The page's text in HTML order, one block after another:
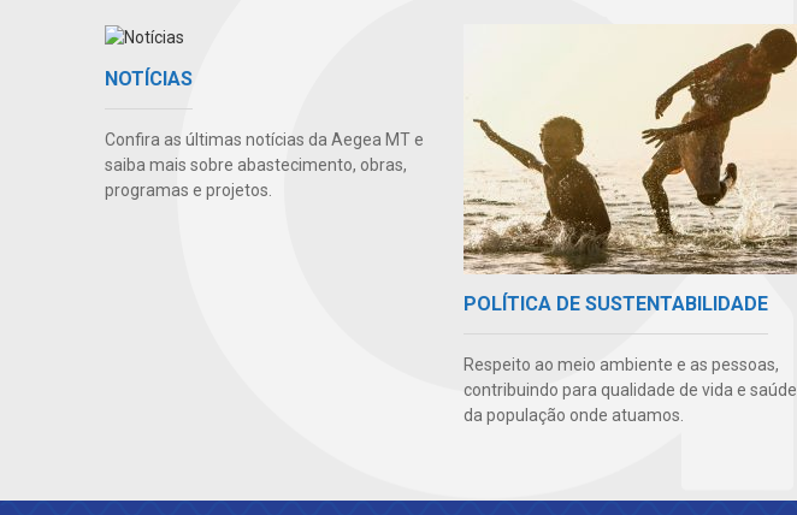
NOTÍCIAS
Confira as últimas notícias da Aegea MT e
saiba mais sobre abastecimento, obras,
programas e projetos.
POLÍTICA DE SUSTENTABILIDADE
Respeito ao meio ambiente e as pessoas,
contribuindo para qualidade de vida e saúde
da população onde atuamos.